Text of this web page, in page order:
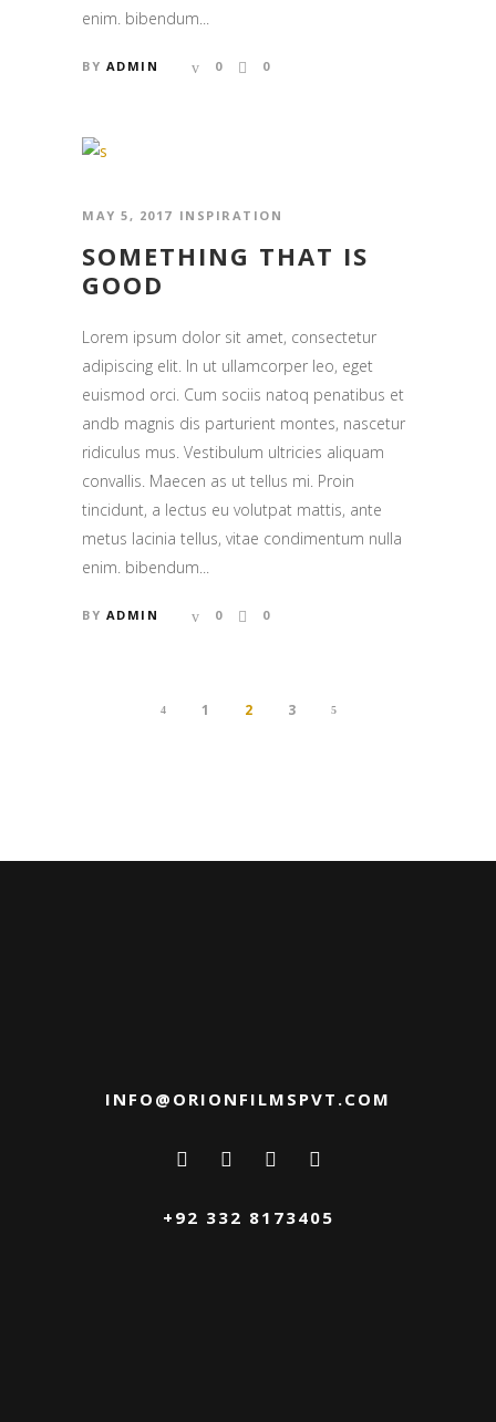
enim. bibendum...
BY ADMIN 0 0
MAY 5, 2017 INSPIRATION
SOMETHING THAT IS
GOOD
Lorem ipsum dolor sit amet, consectetur
adipiscing elit. In ut ullamcorper leo, eget
euismod orci. Cum sociis natoq penatibus et
andb magnis dis parturient montes, nascetur
ridiculus mus. Vestibulum ultricies aliquam
convallis. Maecen as ut tellus mi. Proin
tincidunt, a lectus eu volutpat mattis, ante
metus lacinia tellus, vitae condimentum nulla
enim. bibendum...
BY ADMIN 0 0
1 2 3
INFO@ORIONFILMSPVT.COM
+92 332 8173405